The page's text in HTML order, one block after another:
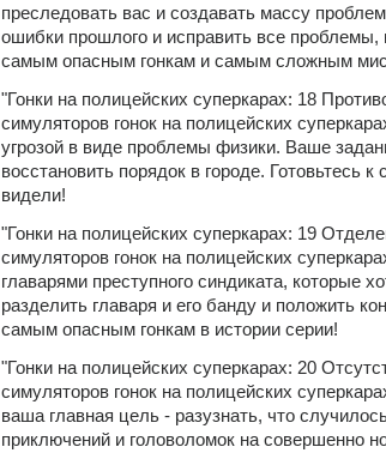
преследовать вас и создавать массу
ошибки прошлого и исправить все проблемы,
самым опасным гонкам и самым сложным
"Гонки на полицейских суперкарах: 18
симуляторов гонок на полицейских
угрозой в виде проблемы физики. Ваше
восстановить порядок в городе.
видели!
"Гонки на полицейских суперкарах: 19
симуляторов гонок на полицейских
главарями преступного синдиката, которые
разделить главаря и его банду и положить
самым опасным гонкам в истории серии!
"Гонки на полицейских суперкарах: 20
симуляторов гонок на полицейских
ваша главная цель - разузнать, что
приключений и головоломок на совершенно